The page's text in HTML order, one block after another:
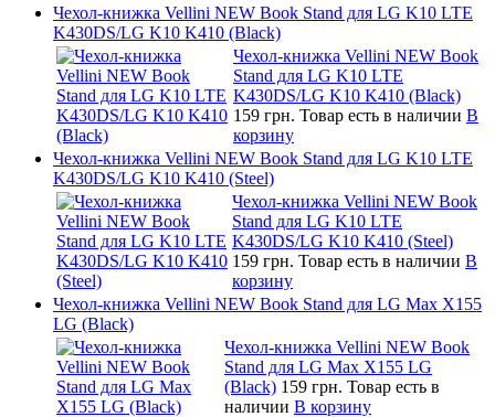
Чехол-книжка Vellini NEW Book Stand для LG K10 LTE
K430DS/LG K10 K410 (Black)
Чехол-книжка Vellini NEW Book
Stand для LG K10 LTE
K430DS/LG K10 K410 (Black)
159 грн. Товар есть в наличии В
корзину
Чехол-книжка Vellini NEW Book Stand для LG K10 LTE
K430DS/LG K10 K410 (Steel)
Чехол-книжка Vellini NEW Book
Stand для LG K10 LTE
K430DS/LG K10 K410 (Steel)
159 грн. Товар есть в наличии В
корзину
Чехол-книжка Vellini NEW Book Stand для LG Max X155
LG (Black)
Чехол-книжка Vellini NEW Book
Stand для LG Max X155 LG
(Black) 159 грн. Товар есть в
наличии В корзину